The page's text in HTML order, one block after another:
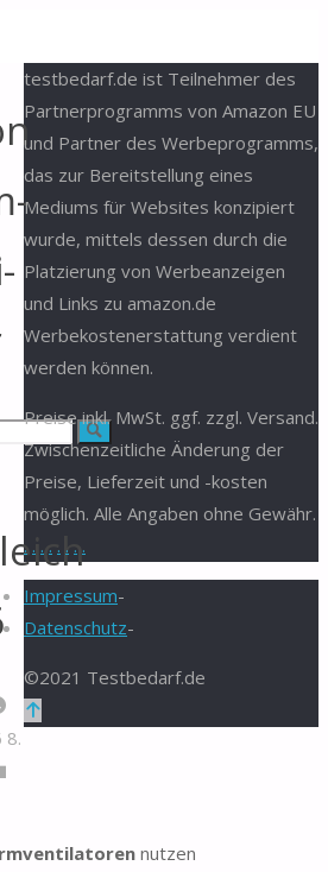
Suche
8.
nutzen
testbedarf.de ist Teilnehmer des
Partnerprogramms von Amazon EU
und Partner des Werbeprogramms,
das zur Bereitstellung eines
Mediums für Websites konzipiert
wurde, mittels dessen durch die
Platzierung von Werbeanzeigen
und Links zu amazon.de
Werbekostenerstattung verdient
werden können.
Preise inkl. MwSt. ggf. zzgl. Versand.
Zwischenzeitliche Änderung der
Preise, Lieferzeit und -kosten
möglich. Alle Angaben ohne Gewähr.
. . . . . . . .
Impressum-
Datenschutz-
©2021 Testbedarf.de
Zurück